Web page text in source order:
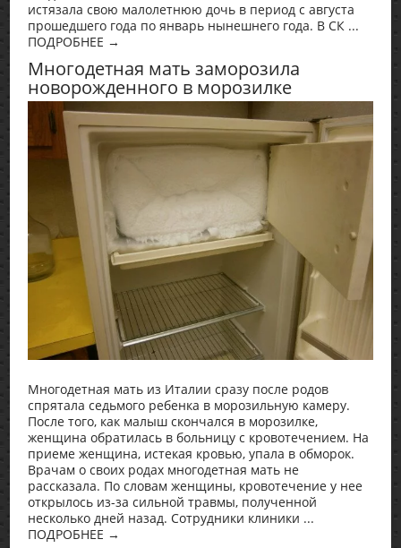
истязала свою малолетнюю дочь в период с августа
прошедшего года по январь нынешнего года. В СК ...
ПОДРОБНЕЕ →
Многодетная мать заморозила
новорожденного в морозилке
Многодетная мать из Италии сразу после родов
спрятала седьмого ребенка в морозильную камеру.
После того, как малыш скончался в морозилке,
женщина обратилась в больницу с кровотечением. На
приеме женщина, истекая кровью, упала в обморок.
Врачам о своих родах многодетная мать не
рассказала. По словам женщины, кровотечение у нее
открылось из-за сильной травмы, полученной
несколько дней назад. Сотрудники клиники ...
ПОДРОБНЕЕ →